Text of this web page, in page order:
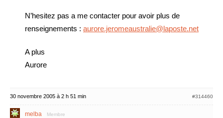
N’hesitez pas a me contacter pour avoir plus de
renseignements : aurore.jeromeaustralie@laposte.net
A plus
Aurore
30 novembre 2005 à 2 h 51 min #314460
melba Membre